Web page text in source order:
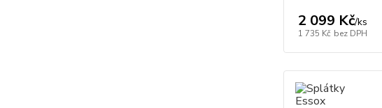
2 099 Kč/ks
1 735 Kč bez DPH